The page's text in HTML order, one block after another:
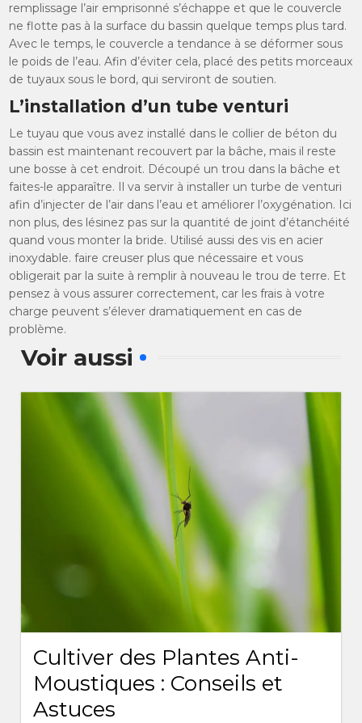
remplissage l’air emprisonné s’échappe et que le couvercle
ne flotte pas à la surface du bassin quelque temps plus tard.
Avec le temps, le couvercle a tendance à se déformer sous
le poids de l’eau. Afin d’éviter cela, placé des petits morceaux
de tuyaux sous le bord, qui serviront de soutien.
L’installation d’un tube venturi
Le tuyau que vous avez installé dans le collier de béton du
bassin est maintenant recouvert par la bâche, mais il reste
une bosse à cet endroit. Découpé un trou dans la bâche et
faites-le apparaître. Il va servir à installer un turbe de venturi
afin d’injecter de l’air dans l’eau et améliorer l’oxygénation. Ici
non plus, des lésinez pas sur la quantité de joint d’étanchéité
quand vous monter la bride. Utilisé aussi des vis en acier
inoxydable. faire creuser plus que nécessaire et vous
obligerait par la suite à remplir à nouveau le trou de terre. Et
pensez à vous assurer correctement, car les frais à votre
charge peuvent s’élever dramatiquement en cas de
problème.
Voir aussi
Cultiver des Plantes Anti-
Moustiques : Conseils et
Astuces